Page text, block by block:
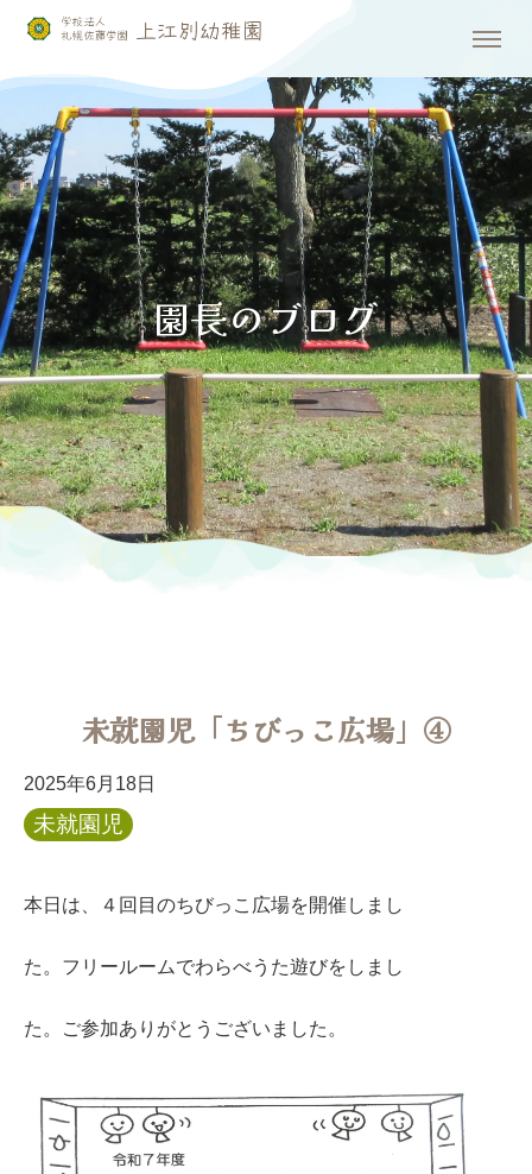
未就園児「ちびっこ広場」④
2025年6月18日
未就園児
本日は、４回目のちびっこ広場を開催しまし
た。フリールームでわらべうた遊びをしまし
た。ご参加ありがとうございました。